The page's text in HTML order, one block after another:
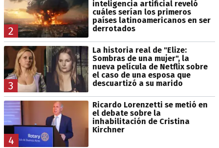
2
inteligencia artificial reveló
cuáles serían los primeros
países latinoamericanos en ser
derrotados
3
La historia real de "Elize:
Sombras de una mujer", la
nueva película de Netflix sobre
el caso de una esposa que
descuartizó a su marido
4
Ricardo Lorenzetti se metió en
el debate sobre la
inhabilitación de Cristina
Kirchner